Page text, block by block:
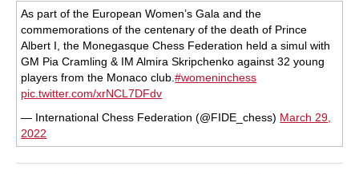
As part of the European Women’s Gala and the
commemorations of the centenary of the death of Prince
Albert I, the Monegasque Chess Federation held a simul with
GM Pia Cramling & IM Almira Skripchenko against 32 young
players from the Monaco club.#womeninchess
pic.twitter.com/xrNCL7DFdv
— International Chess Federation (@FIDE_chess) March 29,
2022